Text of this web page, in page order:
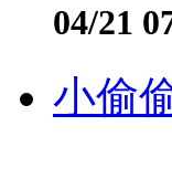
04/21
小偷